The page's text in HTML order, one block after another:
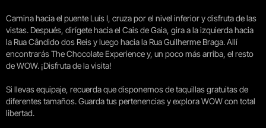
Camina hacia el puente Luís I, cruza por el nivel inferior y disfruta de las
vistas. Después, dirígete hacia el Cais de Gaia, gira a la izquierda hacia
la Rua Cândido dos Reis y luego hacia la Rua Guilherme Braga. Allí
encontrarás The Chocolate Experience y, un poco más arriba, el resto
de WOW. ¡Disfruta de la visita!
Si llevas equipaje, recuerda que disponemos de taquillas gratuitas de
diferentes tamaños. Guarda tus pertenencias y explora WOW con total
libertad.